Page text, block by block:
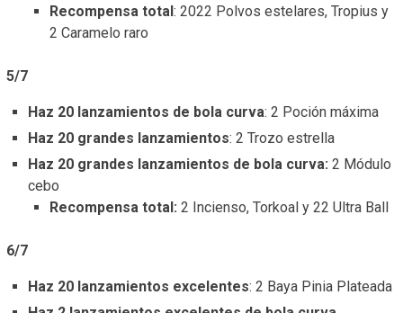
Recompensa total: 2022 Polvos estelares, Tropius y
2 Caramelo raro
5/7
Haz 20 lanzamientos de bola curva: 2 Poción máxima
Haz 20 grandes lanzamientos: 2 Trozo estrella
Haz 20 grandes lanzamientos de bola curva: 2 Módulo
cebo
Recompensa total: 2 Incienso, Torkoal y 22 Ultra Ball
6/7
Haz 20 lanzamientos excelentes: 2 Baya Pinia Plateada